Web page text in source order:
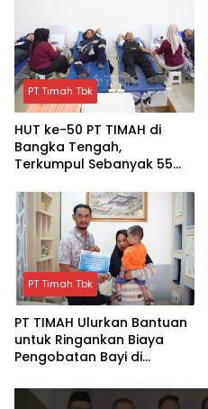
PT Timah Tbk
HUT ke-50 PT TIMAH di
Bangka Tengah,
Terkumpul Sebanyak 55
PT Timah Tbk
PT TIMAH Ulurkan Bantuan
untuk Ringankan Biaya
Pengobatan Bayi di